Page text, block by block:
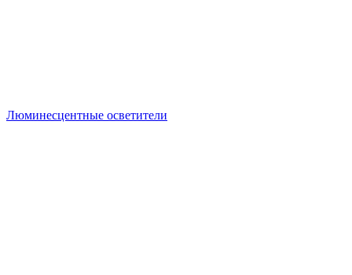
Люминесцентные осветители